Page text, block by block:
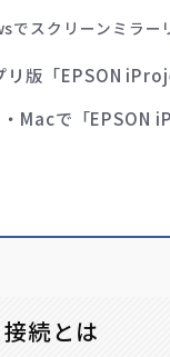
でスクリーンミラー
リ版「EPSON
Macで「EPSON
続とは